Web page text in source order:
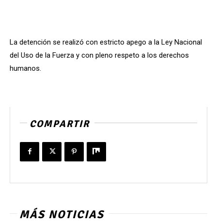
La detención se realizó con estricto apego a la Ley Nacional
del Uso de la Fuerza y con pleno respeto a los derechos
humanos.
COMPARTIR
MÁS NOTICIAS